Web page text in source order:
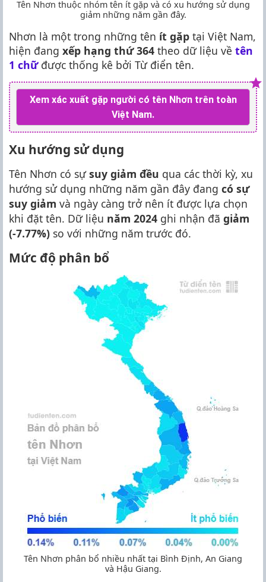
Tên Nhơn thuộc nhóm tên ít gặp và có xu hướng sử dụng
giảm những năm gần đây.
Nhơn là một trong những tên ít gặp tại Việt Nam,
hiện đang xếp hạng thứ 364 theo dữ liệu về tên
1 chữđược thống kê bởi Từ điển tên.
Xem xác xuất gặp người có tên Nhơn trên toàn
Việt Nam.
Xu hướng sử dụng
Tên Nhơn có sựsuy giảm đều qua các thời kỳ, xu
hướng sử dụng những năm gần đây đang có sự
suy giảm và ngày càng trở nên ít được lựa chọn
khi đặt tên. Dữ liệu năm 2024 ghi nhận đã giảm
(-7.77%) so với những năm trước đó.
Mức độ phân bổ
Tên Nhơn phân bổ nhiều nhất tại Bình Định, An Giang
và Hậu Giang.